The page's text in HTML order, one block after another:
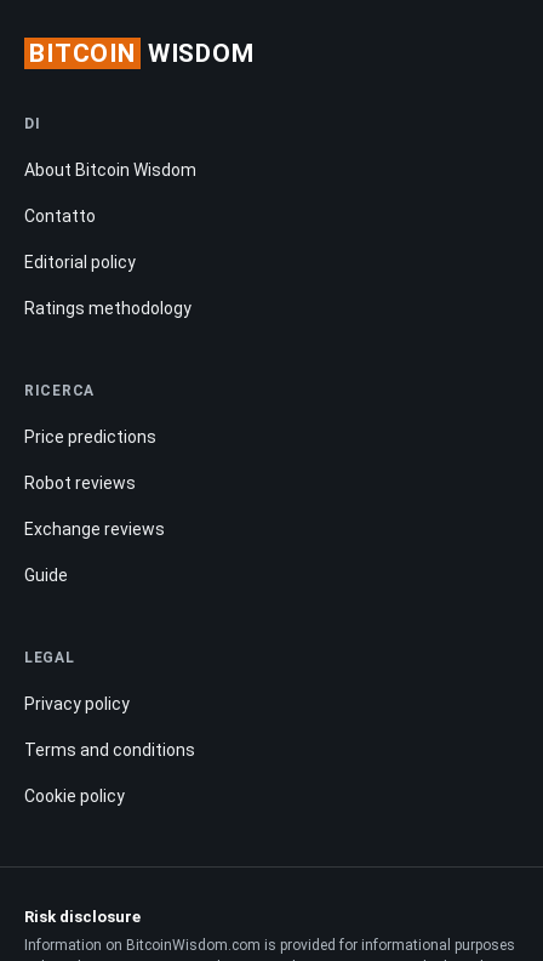
BITCOIN WISDOM
DI
About Bitcoin Wisdom
Contatto
Editorial policy
Ratings methodology
RICERCA
Price predictions
Robot reviews
Exchange reviews
Guide
LEGAL
Privacy policy
Terms and conditions
Cookie policy
Risk disclosure
Information on BitcoinWisdom.com is provided for informational purposes